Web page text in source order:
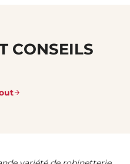
CONSEILS